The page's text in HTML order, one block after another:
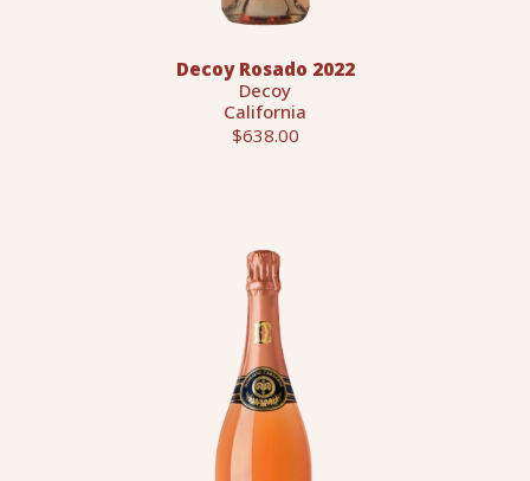
Decoy Rosado 2022
Decoy
California
$638.00